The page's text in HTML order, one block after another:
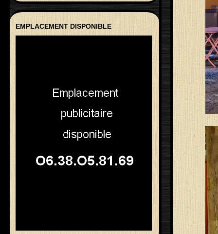
EMPLACEMENT DISPONIBLE